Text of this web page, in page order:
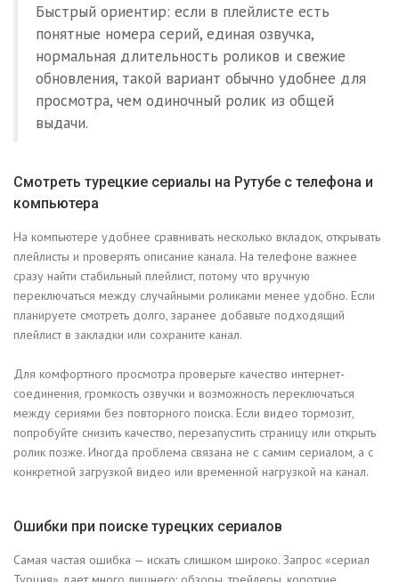
Быстрый ориентир: если в плейлисте есть
понятные номера серий, единая озвучка,
нормальная длительность роликов и свежие
обновления, такой вариант обычно удобнее для
просмотра, чем одиночный ролик из общей
выдачи.
Смотреть турецкие сериалы на Рутубе с телефона и
компьютера
На компьютере удобнее сравнивать несколько вкладок, открывать
плейлисты и проверять описание канала. На телефоне важнее
сразу найти стабильный плейлист, потому что вручную
переключаться между случайными роликами менее удобно. Если
планируете смотреть долго, заранее добавьте подходящий
плейлист в закладки или сохраните канал.
Для комфортного просмотра проверьте качество интернет-
соединения, громкость озвучки и возможность переключаться
между сериями без повторного поиска. Если видео тормозит,
попробуйте снизить качество, перезапустить страницу или открыть
ролик позже. Иногда проблема связана не с самим сериалом, а с
конкретной загрузкой видео или временной нагрузкой на канал.
Ошибки при поиске турецких сериалов
Самая частая ошибка — искать слишком широко. Запрос «сериал